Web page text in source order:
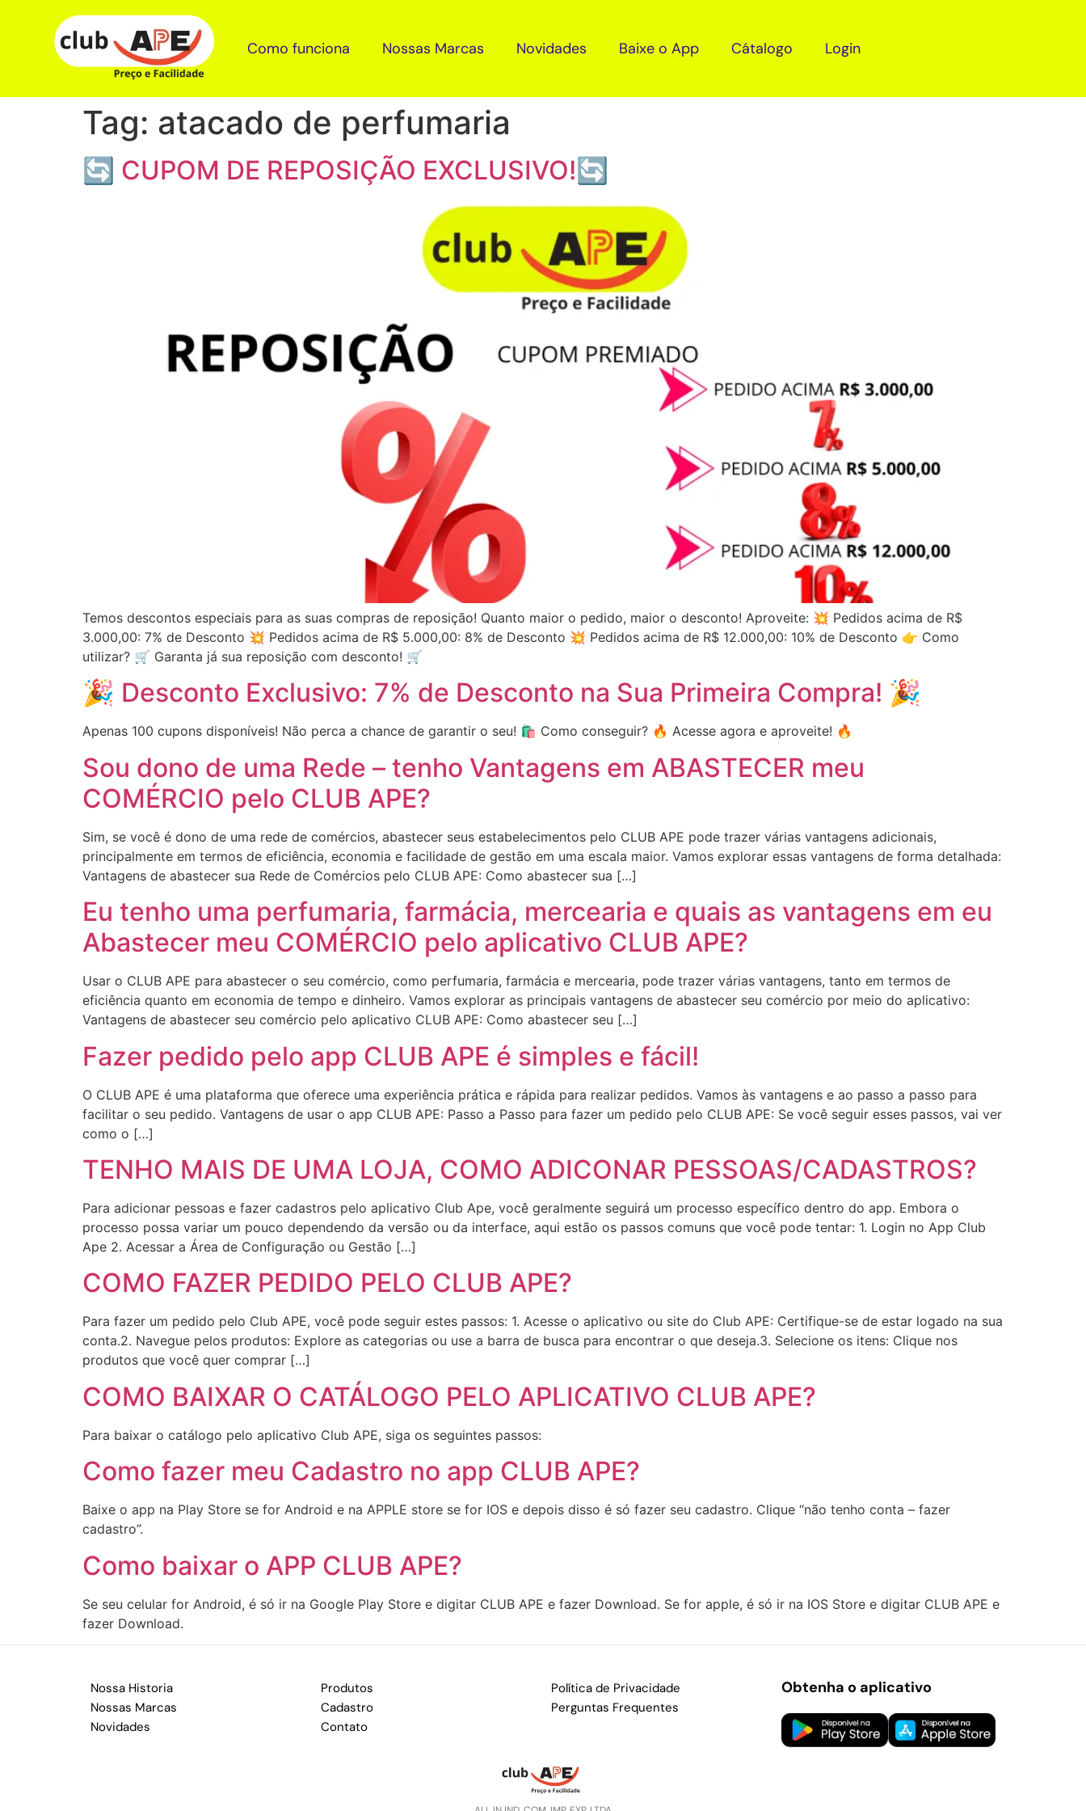
Como funciona Nossas Marcas Novidades Baixe o App Cátalogo Login
Tag: atacado de perfumaria
🔄 CUPOM DE REPOSIÇÃO EXCLUSIVO!🔄
Temos descontos especiais para as suas compras de reposição! Quanto maior o pedido, maior o desconto! Aproveite: 💥 Pedidos acima de R$
3.000,00: 7% de Desconto 💥 Pedidos acima de R$ 5.000,00: 8% de Desconto 💥 Pedidos acima de R$ 12.000,00: 10% de Desconto 👉 Como
utilizar? 🛒 Garanta já sua reposição com desconto! 🛒
🎉 Desconto Exclusivo: 7% de Desconto na Sua Primeira Compra! 🎉
Apenas 100 cupons disponíveis! Não perca a chance de garantir o seu! 🛍️ Como conseguir? 🔥 Acesse agora e aproveite! 🔥
Sou dono de uma Rede – tenho Vantagens em ABASTECER meu
COMÉRCIO pelo CLUB APE?
Sim, se você é dono de uma rede de comércios, abastecer seus estabelecimentos pelo CLUB APE pode trazer várias vantagens adicionais,
principalmente em termos de eficiência, economia e facilidade de gestão em uma escala maior. Vamos explorar essas vantagens de forma detalhada:
Vantagens de abastecer sua Rede de Comércios pelo CLUB APE: Como abastecer sua […]
Eu tenho uma perfumaria, farmácia, mercearia e quais as vantagens em eu
Abastecer meu COMÉRCIO pelo aplicativo CLUB APE?
Usar o CLUB APE para abastecer o seu comércio, como perfumaria, farmácia e mercearia, pode trazer várias vantagens, tanto em termos de
eficiência quanto em economia de tempo e dinheiro. Vamos explorar as principais vantagens de abastecer seu comércio por meio do aplicativo:
Vantagens de abastecer seu comércio pelo aplicativo CLUB APE: Como abastecer seu […]
Fazer pedido pelo app CLUB APE é simples e fácil!
O CLUB APE é uma plataforma que oferece uma experiência prática e rápida para realizar pedidos. Vamos às vantagens e ao passo a passo para
facilitar o seu pedido. Vantagens de usar o app CLUB APE: Passo a Passo para fazer um pedido pelo CLUB APE: Se você seguir esses passos, vai ver
como o […]
TENHO MAIS DE UMA LOJA, COMO ADICONAR PESSOAS/CADASTROS?
Para adicionar pessoas e fazer cadastros pelo aplicativo Club Ape, você geralmente seguirá um processo específico dentro do app. Embora o
processo possa variar um pouco dependendo da versão ou da interface, aqui estão os passos comuns que você pode tentar: 1. Login no App Club
Ape 2. Acessar a Área de Configuração ou Gestão […]
COMO FAZER PEDIDO PELO CLUB APE?
Para fazer um pedido pelo Club APE, você pode seguir estes passos: 1. Acesse o aplicativo ou site do Club APE: Certifique-se de estar logado na sua
conta.2. Navegue pelos produtos: Explore as categorias ou use a barra de busca para encontrar o que deseja.3. Selecione os itens: Clique nos
produtos que você quer comprar […]
COMO BAIXAR O CATÁLOGO PELO APLICATIVO CLUB APE?
Para baixar o catálogo pelo aplicativo Club APE, siga os seguintes passos:
Como fazer meu Cadastro no app CLUB APE?
Baixe o app na Play Store se for Android e na APPLE store se for IOS e depois disso é só fazer seu cadastro. Clique “não tenho conta – fazer
cadastro”.
Como baixar o APP CLUB APE?
Se seu celular for Android, é só ir na Google Play Store e digitar CLUB APE e fazer Download. Se for apple, é só ir na IOS Store e digitar CLUB APE e
fazer Download.
Nossa Historia
Nossas Marcas
Novidades
Produtos
Cadastro
Contato
Política de Privacidade
Perguntas Frequentes
Obtenha o aplicativo